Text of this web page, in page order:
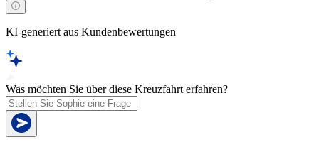
KI-generiert aus Kundenbewertungen
Was möchten Sie über diese Kreuzfahrt erfahren?